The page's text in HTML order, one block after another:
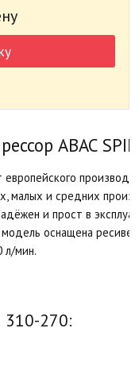
ABAC
малых и средних
и прост в
оснащена
л/мин.
310-270: